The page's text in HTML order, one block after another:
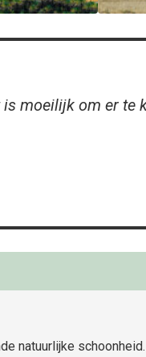
moeilijk om er te
natuurlijke